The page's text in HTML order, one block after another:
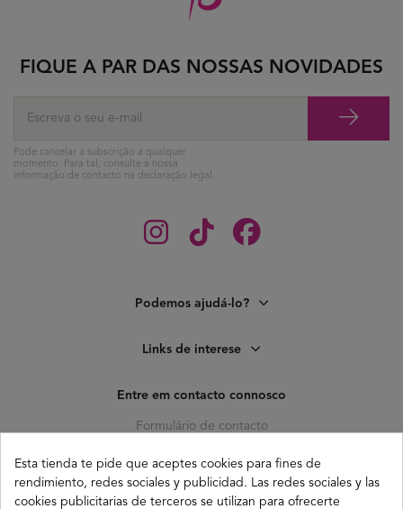
Podemos ajudá-lo?
Links de interese
Entre em contacto connosco
Formulário de contacto
41010 (Triana) Sevilla
info@buganco.com
FIQUE A PAR DAS NOSSAS NOVIDADES
Pode cancelar a subscrição a qualquer
momento. Para tal, consulte a nossa
informação de contacto na declaração legal.
Esta tienda te pide que aceptes cookies para fines de
rendimiento, redes sociales y publicidad. Las redes sociales y las
cookies publicitarias de terceros se utilizan para ofrecerte